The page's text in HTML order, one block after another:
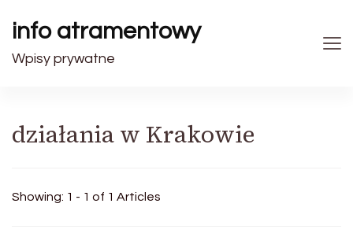
info atramentowy
Wpisy prywatne
działania w Krakowie
Showing: 1 - 1 of 1 Articles